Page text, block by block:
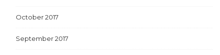
October 2017
September 2017